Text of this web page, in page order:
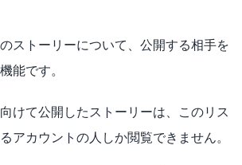
ストーリーについて、公開する相手を
能です。
けて公開したストーリーは、このリス
アカウントの人しか閲覧できません。